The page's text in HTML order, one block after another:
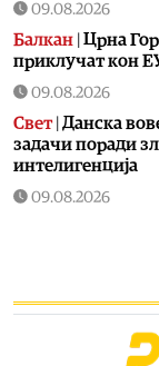
09.08.2026
Балкан Црна
приклучат кон
09.08.2026
Свет| Данска
задачи поради
интелигенција
09.08.2026
Музика|
сновиденија“ и
Охридско лето